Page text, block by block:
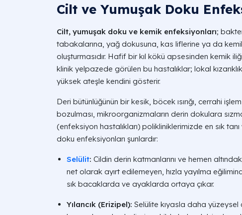
Cilt ve Yumuşak Doku
Cilt, yumuşak doku ve kemik enfeksiyonları;
tabakalarına, yağ dokusuna, kas liflerine ya da
oluşturmasıdır. Hafif bir kıl kökü apsesinden kemik
klinik yelpazede görülen bu hastalıklar; lokal
yüksek ateşle kendini gösterir.
Deri bütünlüğünün bir kesik, böcek ısırığı, cerrahi
bozulması, mikroorganizmaların derin dokulara
(enfeksiyon hastalıkları) polikliniklerimizde en sık
doku enfeksiyonları şunlardır:
Selülit: Cildin derin katmanlarını ve hemen
net olarak ayırt edilemeyen, hızla yayılma
sık bacaklarda ve ayaklarda ortaya çıkar.
Yılancık (Erizipel): Selülite kıyasla daha yüzeysel